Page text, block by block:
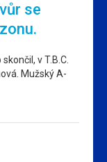
se
v T.B.C.
Mužský A-